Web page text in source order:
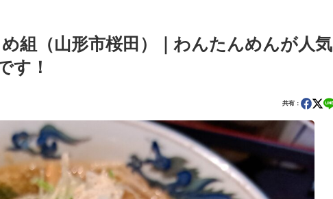
組（山形市桜田）｜わんたんめんが人気
す！
共有：